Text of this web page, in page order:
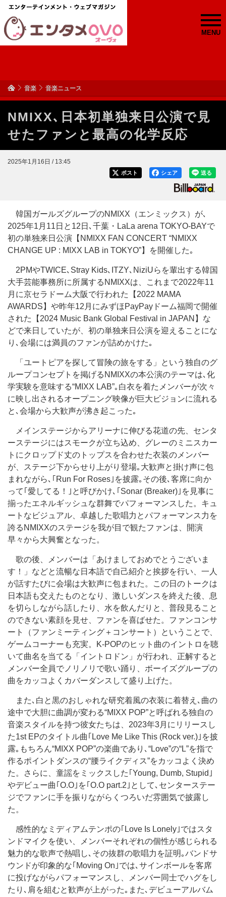
MENU
音楽 音楽ニュース
NMIXX､日本初単独来日公演で見
せたファンと最高の化学反応
2025年1月16日 / 13:45
送る
シェア
ポスト
韓国ガールズグループのNMIXX（エンミックス）が､
2025年1月11日と12日､千葉・LaLa arena TOKYO-BAYで
初の単独来日公演【NMIXX FAN CONCERT “NMIXX
CHANGE UP : MIXX LAB in TOKYO”】を開催した｡
2PMやTWICE､Stray Kids､ITZY､NiziUらを輩出する韓国
大手芸能事務所に所属するNMIXXは、これまで2022年11
月に京セラドーム大阪で行われた【2022 MAMA
AWARDS】や昨年12月にみずほPayPayドーム福岡で開催
された【2024 Music Bank Global Festival in JAPAN】な
どで来日していたが、初の単独来日公演を迎えることにな
り､会場には満員のファンが詰めかけた｡
「ユートピアを探して冒険の旅をする」という独自のグ
ループコンセプトを掲げるNMIXXの本公演のテーマは､化
学実験を意味する“MIXX LAB”｡白衣を着たメンバーが次々
に映し出されるオープニング映像が巨大ビジョンに流れる
と､会場から大歓声が沸き起こった｡
メインステージからアリーナに伸びる花道の先、センタ
ーステージにはスモークが立ち込め、グレーのミニスカー
トにクロップド丈のトップスを合わせた衣装のメンバー
が、ステージ下からせり上がり登場｡大歓声と掛け声に包
まれながら､｢Run For Roses｣を披露｡その後､客席に向か
って｢愛してる！｣と呼びかけ､｢Sonar (Breaker)｣を見事に
揃ったエネルギッシュな群舞でパフォーマンスした。キュ
ートなビジュアル、卓越した歌唱力とパフォーマンス力を
誇るNMIXXのステージを我が目で観たファンは、開演
早々から大興奮となった。
歌の後、メンバーは「あけましておめでとうございま
す！」などと流暢な日本語で自己紹介と挨拶を行い、一人
が話すたびに会場は大歓声に包まれた。この日のトークは
日本語も交えたものとなり、激しいダンスを終えた後、息
を切らしながら話したり、水を飲んだりと、普段見ること
のできない素顔を見せ、ファンを喜ばせた。ファンコンサ
ート（ファンミーティング＋コンサート）ということで、
ゲームコーナーも充実。K-POPのヒット曲のイントロを聴
いて曲名を当てる「イントロドン」が行われ、正解すると
メンバー全員でノリノリで歌い踊り、ボーイズグループの
曲をカッコよくカバーダンスして盛り上げた。
また､白と黒のおしゃれな研究着風の衣装に着替え､曲の
途中で大胆に曲調が変わる“MIXX POP”と呼ばれる独自の
音楽スタイルを持つ彼女たちは、2023年3月にリリースし
た1st EPのタイトル曲｢Love Me Like This (Rock ver.)｣を披
露｡もちろん“MIXX POP”の楽曲であり､“Love”の“L”を指で
作るポイントダンスの“腰ライクディス”をカッコよく決め
た。さらに、童謡をミックスした｢Young, Dumb, Stupid｣
やデビュー曲｢O.O｣を｢O.O part.2｣として､センターステー
ジでファンに手を振りながらくつろいだ雰囲気で披露し
た。
感性的なミディアムテンポの｢Love Is Lonely｣ではスタ
ンドマイクを使い、メンバーそれぞれの個性が感じられる
魅力的な歌声で熱唱し､その抜群の歌唱力を証明｡バンドサ
ウンドが印象的な｢Moving On｣では､サインボールを客席
に投げながらパフォーマンスし、メンバー同士でハグをし
たり､肩を組むと歓声が上がった｡また､デビューアルバム